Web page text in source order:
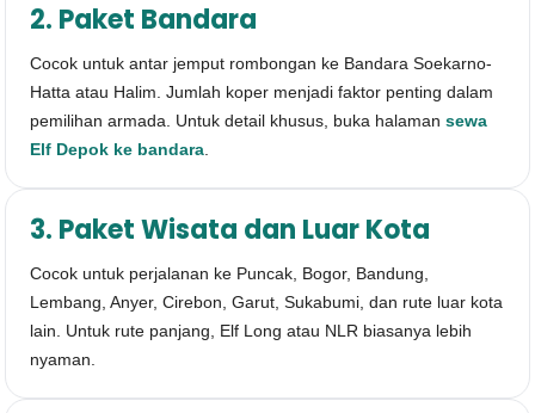
2. Paket Bandara
Cocok untuk antar jemput rombongan ke Bandara Soekarno-
Hatta atau Halim. Jumlah koper menjadi faktor penting dalam
pemilihan armada. Untuk detail khusus, buka halamansewa
Elf Depok ke bandara
3. Paket Wisata dan Luar Kota
Cocok untuk perjalanan ke Puncak, Bogor, Bandung,
Lembang, Anyer, Cirebon, Garut, Sukabumi, dan rute luar kota
lain. Untuk rute panjang, Elf Long atau NLR biasanya lebih
nyaman.